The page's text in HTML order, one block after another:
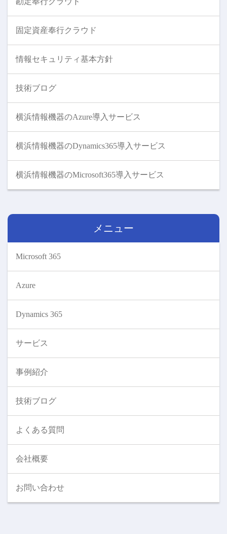
固定資産奉行クラウド
情報セキュリティ基本方針
技術ブログ
横浜情報機器のAzure導入サービス
横浜情報機器のDynamics365導入サービス
横浜情報機器のMicrosoft365導入サービス
メニュー
Microsoft 365
Azure
Dynamics 365
サービス
事例紹介
技術ブログ
よくある質問
会社概要
お問い合わせ